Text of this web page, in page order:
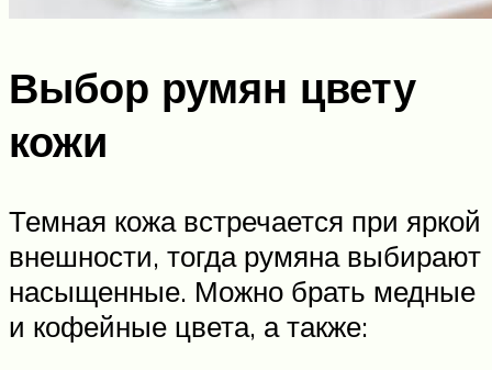
Выбор румян цвету
кожи
Темная кожа встречается при яркой
внешности, тогда румяна выбирают
насыщенные. Можно брать медные
и кофейные цвета, а также: